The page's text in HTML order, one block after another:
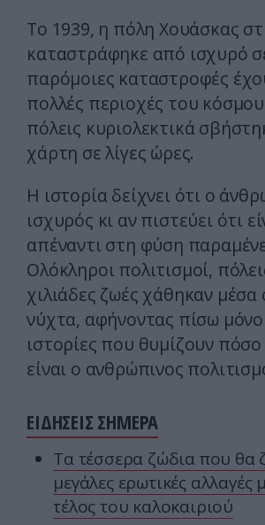
Το 1939, η πόλη Χουάσκας
καταστράφηκε από ισχυρό
παρόμοιες καταστροφές
πολλές περιοχές του
πόλεις κυριολεκτικά
χάρτη σε λίγες ώρες.
Η ιστορία δείχνει ότι ο
ισχυρός κι αν πιστεύει ότι
απέναντι στη φύση
Ολόκληροι πολιτισμοί,
χιλιάδες ζωές χάθηκαν μέσα
νύχτα, αφήνοντας πίσω μόνο
ιστορίες που θυμίζουν
είναι ο ανθρώπινος
ΕΙΔΗΣΕΙΣ ΣΗΜΕΡΑ
Τα τέσσερα ζώδια που θα
μεγάλες ερωτικές αλλαγές
τέλος του καλοκαιριού